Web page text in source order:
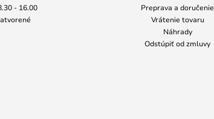
- 16.00
Preprava a doručenie
Vrátenie tovaru
Náhrady
Odstúpiť od zmluvy